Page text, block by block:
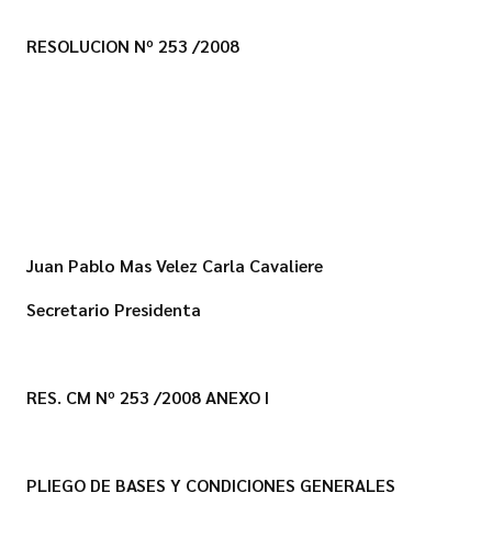
RESOLUCION Nº 253 /2008
Juan Pablo Mas Velez Carla Cavaliere
Secretario Presidenta
RES. CM Nº 253 /2008ANEXO I
PLIEGO DE BASES Y CONDICIONES GENERALES